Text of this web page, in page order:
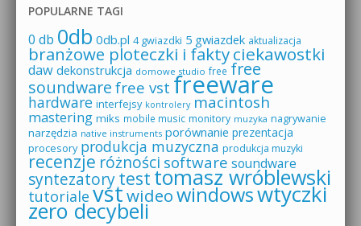
POPULARNE TAGI
0 db 0db 0db.pl 4 gwiazdki 5 gwiazdek aktualizacja
branżowe ploteczki i faktyciekawostki
daw dekonstrukcja domowe studio free free
soundware free vst freeware
hardware interfejsy kontrolery macintosh
mastering miks mobile music monitory muzyka nagrywanie
narzędzia native instruments porównanie prezentacja
procesory produkcja muzyczna produkcja muzyki
recenzje różności software soundware
syntezatorytesttomasz wróblewski
tutoriale vstwideowindowswtyczki
zero decybeli